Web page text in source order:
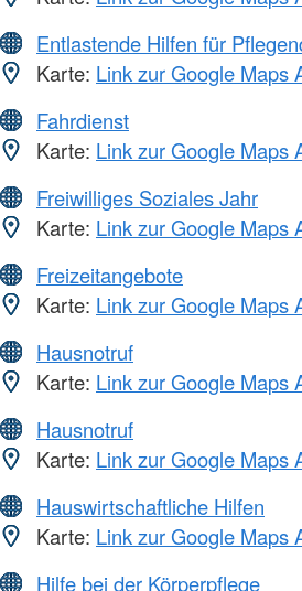
Entlastende Hilfen für
Karte: Link zur Google Maps
Fahrdienst
Karte: Link zur Google Maps
Freiwilliges Soziales Jahr
Karte: Link zur Google Maps
Freizeitangebote
Karte: Link zur Google Maps
Hausnotruf
Karte: Link zur Google Maps
Hausnotruf
Karte: Link zur Google Maps
Hauswirtschaftliche Hilfen
Karte: Link zur Google Maps
Hilfe bei der Körperpflege